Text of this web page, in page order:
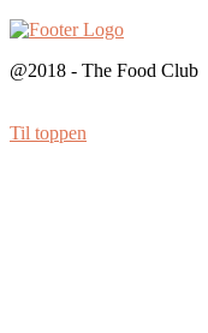
@2018 - The Food Club
Til toppen